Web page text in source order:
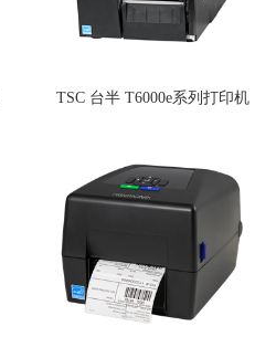
TSC 台半 T6000e系列打印机